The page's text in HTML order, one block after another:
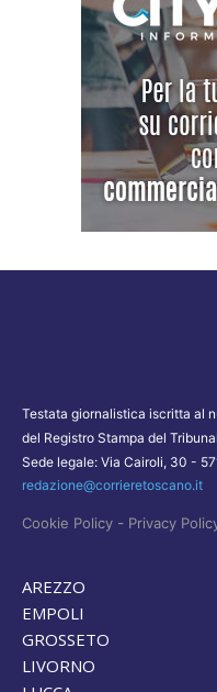
Testata giornalistica iscritta al
del Registro Stampa del
Sede legale: Via Cairoli, 30 -
redazione@corrieretoscano.it
Cookie Policy - Privacy
AREZZO
EMPOLI
GROSSETO
LIVORNO